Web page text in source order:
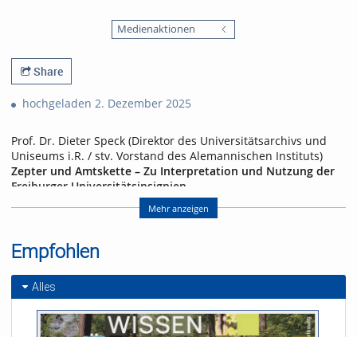
Medienaktionen
Share
hochgeladen 2. Dezember 2025
Prof. Dr. Dieter Speck (Direktor des Universitätsarchivs und
Uniseums i.R. / stv. Vorstand des Alemannischen Instituts)
Zepter und Amtskette – Zu Interpretation und Nutzung der
Freiburger Universitätsinsignien
Die Universität Freiburg ist als moderne und forschungsstarke
alte Geschichte und Tradition, auf der Homepage der
Universität ist fast nichts davon zu finden. Zepter und Siegel
spätmittelalterlichen Universität und auch
Alleinstellungsmerkmale, die Freiburg von zahllosen anderen
Universitäten unterscheidet. Freiburg gehört zu diesem
kleinen und erlauchten Kreis von Universitäten mit
Mehr anzeigen
Empfohlen
Alles